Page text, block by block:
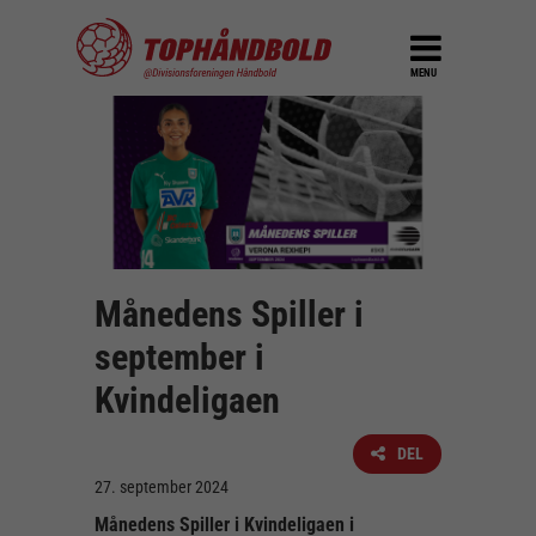
MENU
Månedens Spiller i
september i
Kvindeligaen
DEL
27. september 2024
Månedens Spiller i Kvindeligaen i